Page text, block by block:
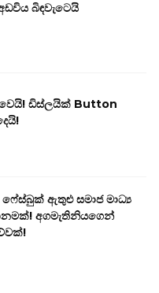
බිඳවැටෙයි
ඩිස්ලයික් Button
ඇතුළු සමාජ මාධ්‍ය
අගමැතිනියගෙන්